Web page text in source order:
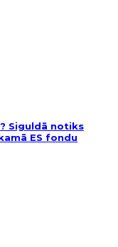
Siguldā notiks
ES fondu